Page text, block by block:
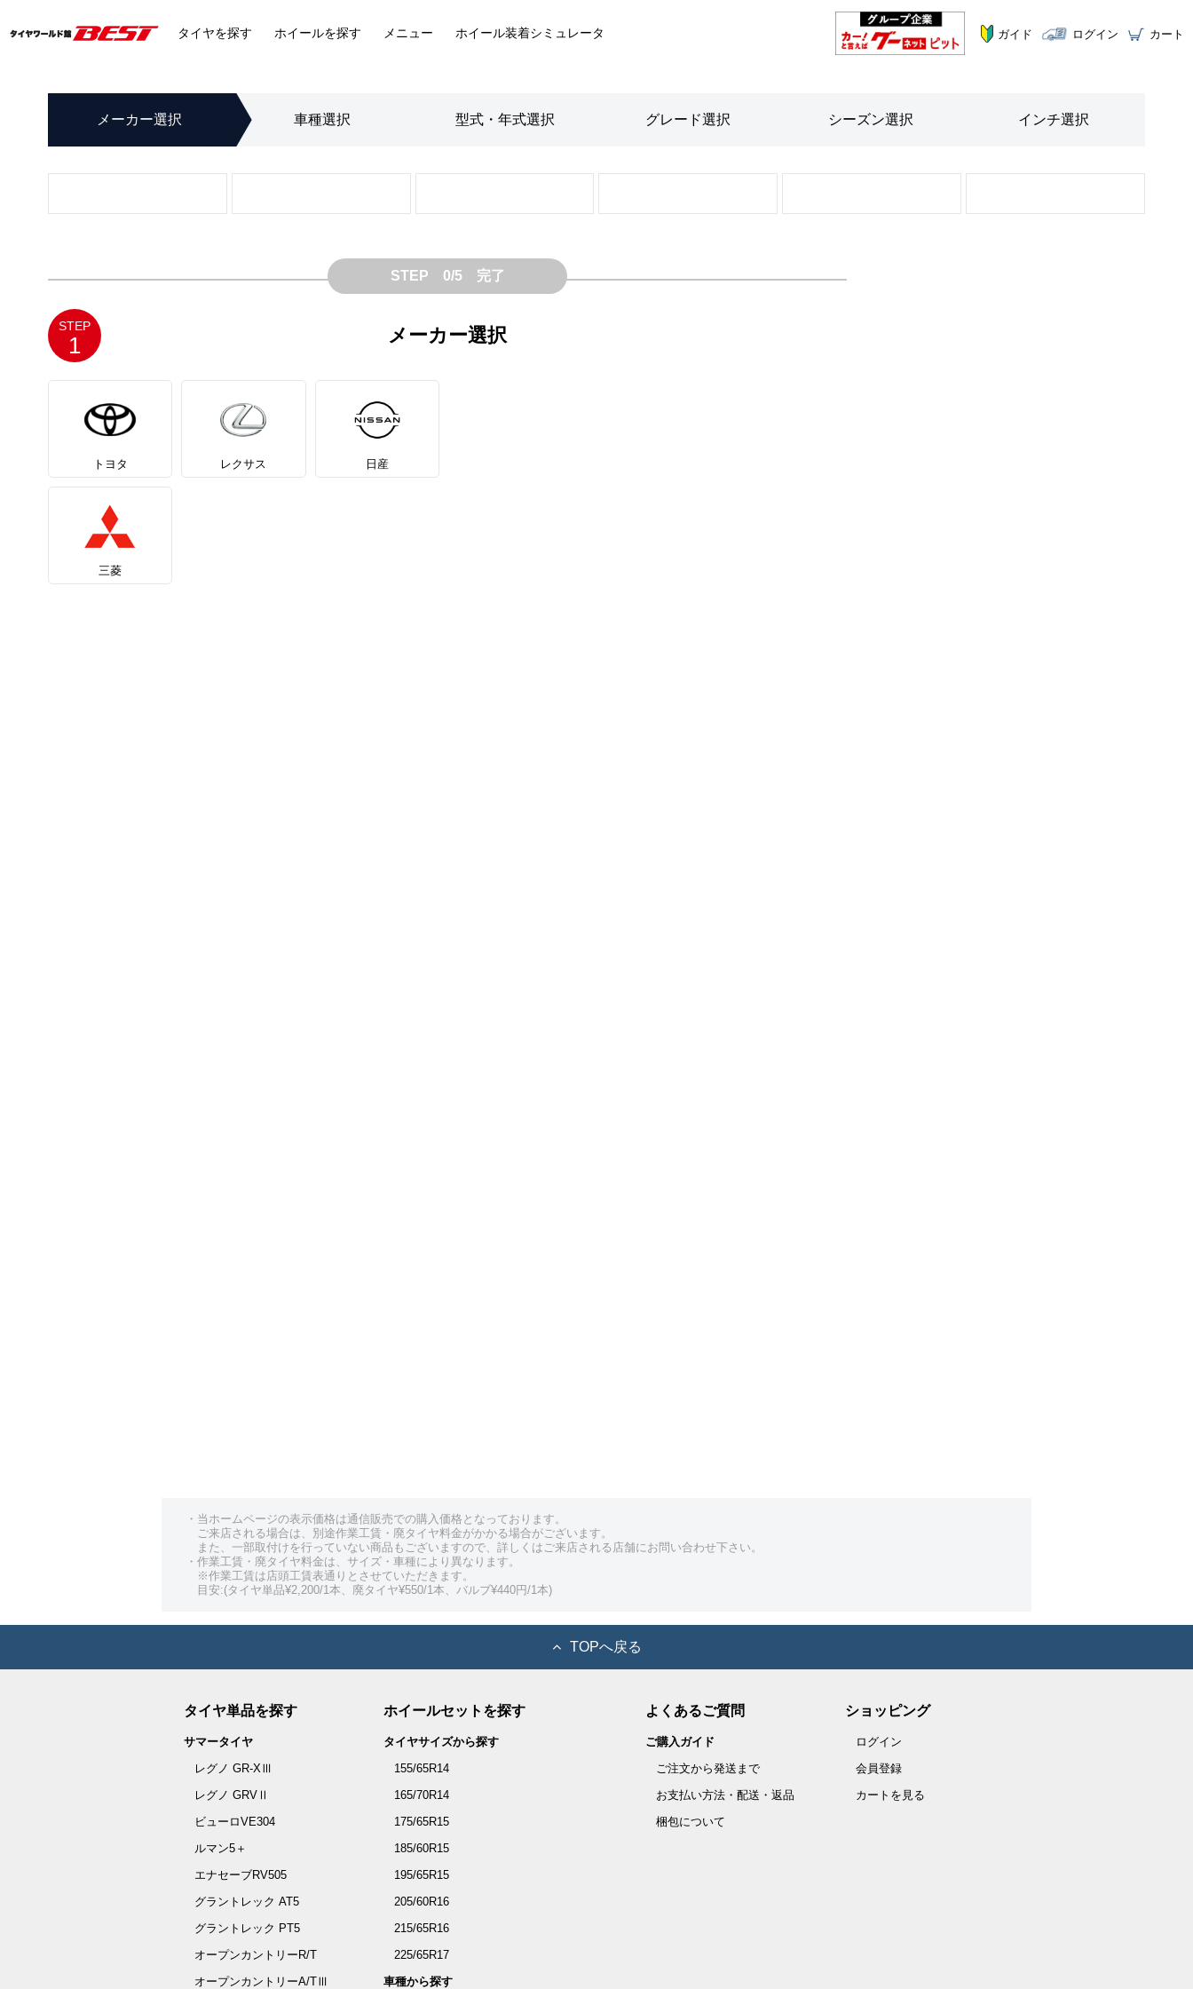
タイヤを探す ホイールを探す メニュー ホイール装着シミュレータ ガイド ログイン カート
メーカー選択 車種選択 型式・年式選択 グレード選択 シーズン選択 インチ選択
STEP 0/5 完了
STEP
1 メーカー選択
トヨタ レクサス 日産
三菱
・当ホームページの表示価格は通信販売での購入価格となっております。
ご来店される場合は、別途作業工賃・廃タイヤ料金がかかる場合がございます。
また、一部取付けを行っていない商品もございますので、詳しくはご来店される店舗にお問い合わせ下さい。
・作業工賃・廃タイヤ料金は、サイズ・車種により異なります。
※作業工賃は店頭工賃表通りとさせていただきます。
目安:(タイヤ単品¥2,200/1本、廃タイヤ¥550/1本、バルブ¥440円/1本)
TOPへ戻る
タイヤ単品を探す
サマータイヤ
レグノ GR-XⅢ
レグノ GRVⅡ
ビューロVE304
ルマン5＋
エナセーブRV505
グラントレック AT5
グラントレック PT5
オープンカントリーR/T
オープンカントリーA/TⅢ
ホイールセットを探す
タイヤサイズから探す
155/65R14
165/70R14
175/65R15
185/60R15
195/65R15
205/60R16
215/65R16
225/65R17
車種から探す
よくあるご質問
ご購入ガイド
ご注文から発送まで
お支払い方法・配送・返品
梱包について
ショッピング
ログイン
会員登録
カートを見る